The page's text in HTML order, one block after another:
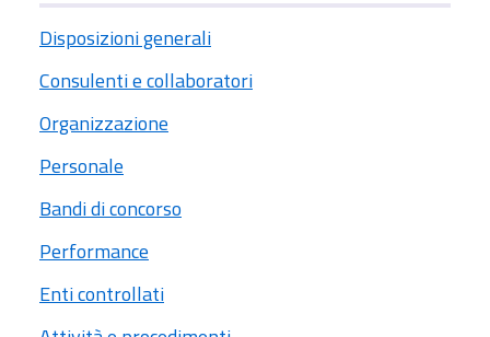
Disposizioni generali
Consulenti e collaboratori
Organizzazione
Personale
Bandi di concorso
Performance
Enti controllati